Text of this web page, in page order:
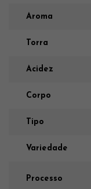
Aroma
Torra
Acidez
Corpo
Tipo
Variedade
Processo